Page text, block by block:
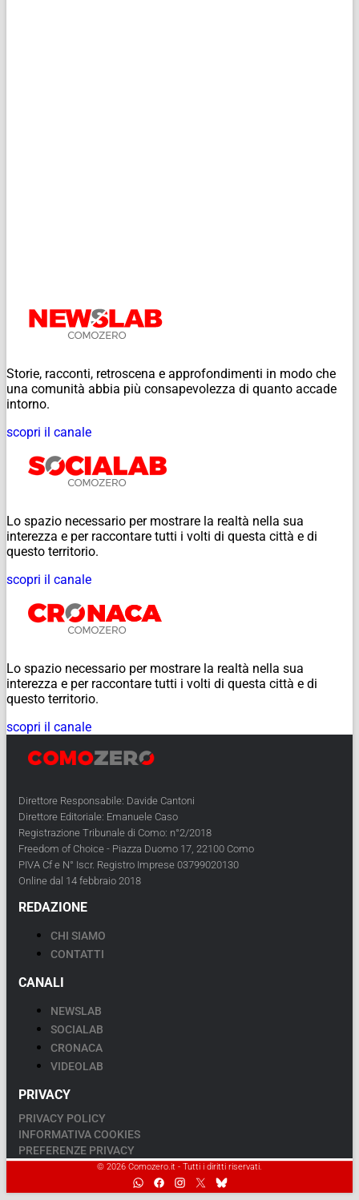
Storie, racconti, retroscena e approfondimenti in modo che
una comunità abbia più consapevolezza di quanto accade
intorno.
scopri il canale
Lo spazio necessario per mostrare la realtà nella sua
interezza e per raccontare tutti i volti di questa città e di
questo territorio.
scopri il canale
Lo spazio necessario per mostrare la realtà nella sua
interezza e per raccontare tutti i volti di questa città e di
questo territorio.
scopri il canale
Direttore Responsabile: Davide Cantoni
Direttore Editoriale: Emanuele Caso
Registrazione Tribunale di Como: n°2/2018
Freedom of Choice - Piazza Duomo 17, 22100 Como
PIVA Cf e N° Iscr. Registro Imprese 03799020130
Online dal 14 febbraio 2018
REDAZIONE
CHI SIAMO
CONTATTI
CANALI
NEWSLAB
SOCIALAB
CRONACA
VIDEOLAB
PRIVACY
PRIVACY POLICY
INFORMATIVA COOKIES
PREFERENZE PRIVACY
© 2026 Comozero.it - Tutti i diritti riservati.